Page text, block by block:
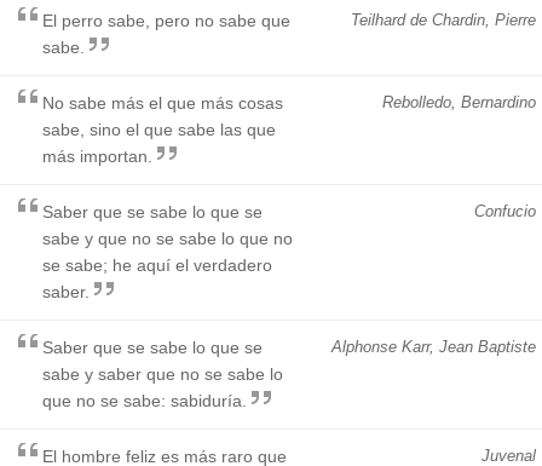
Teilhard de Chardin, Pierre
El perro sabe, pero no sabe que
sabe.
Rebolledo, Bernardino
No sabe más el que más cosas
sabe, sino el que sabe las que
más importan.
Confucio
Saber que se sabe lo que se
sabe y que no se sabe lo que no
se sabe; he aquí el verdadero
saber.
Alphonse Karr, Jean Baptiste
Saber que se sabe lo que se
sabe y saber que no se sabe lo
que no se sabe: sabiduría.
Juvenal
El hombre feliz es más raro que